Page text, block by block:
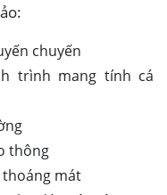
chuyến
trình mang tính cá
thông
thoáng mát